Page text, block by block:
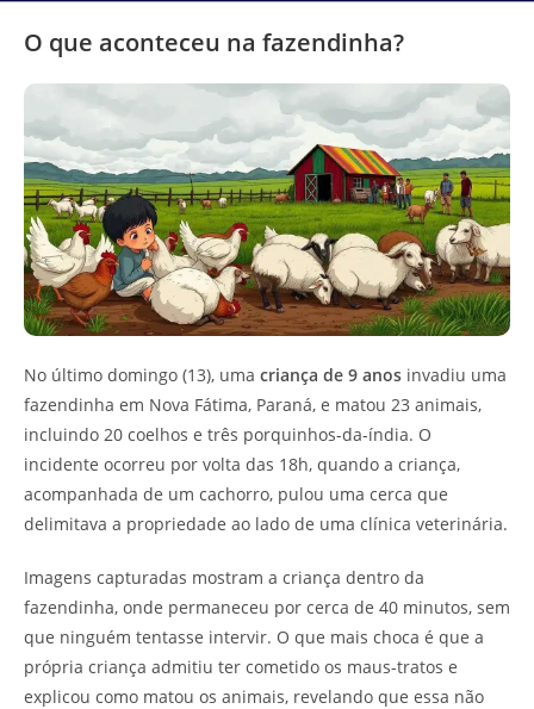
O que aconteceu na fazendinha?
No último domingo (13), uma criança de 9 anos invadiu uma
fazendinha em Nova Fátima, Paraná, e matou 23 animais,
incluindo 20 coelhos e três porquinhos-da-índia. O
incidente ocorreu por volta das 18h, quando a criança,
acompanhada de um cachorro, pulou uma cerca que
delimitava a propriedade ao lado de uma clínica veterinária.
Imagens capturadas mostram a criança dentro da
fazendinha, onde permaneceu por cerca de 40 minutos, sem
que ninguém tentasse intervir. O que mais choca é que a
própria criança admitiu ter cometido os maus-tratos e
explicou como matou os animais, revelando que essa não